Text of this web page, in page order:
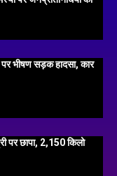
भीषण सड़क हादसा, कार
पर छापा, 2,150 किलो